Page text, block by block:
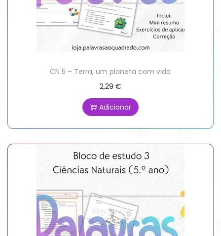
CN 5 – Terra, um planeta com vida
2,29 €
Adicionar